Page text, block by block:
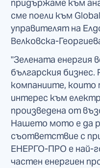
придържаме към
сме поели към
управителят на
Велковска-
"Зелената енергия
българския
компаниите, които
интерес към
произведена от
Нашето мото е да
съответствие с
ЕНЕРГО-ПРО е най-
частен енергиен